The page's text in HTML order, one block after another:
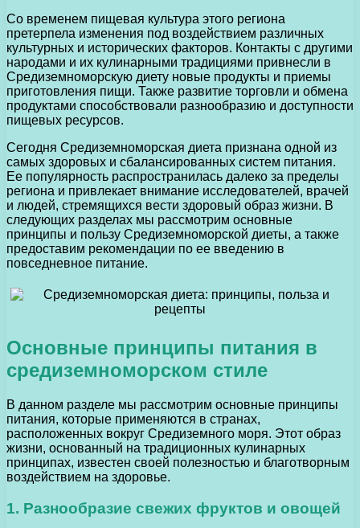
Со временем пищевая культура этого региона
претерпела изменения под воздействием различных
культурных и исторических факторов. Контакты с другими
народами и их кулинарными традициями привнесли в
Средиземноморскую диету новые продукты и приемы
приготовления пищи. Также развитие торговли и обмена
продуктами способствовали разнообразию и доступности
пищевых ресурсов.
Сегодня Средиземноморская диета признана одной из
самых здоровых и сбалансированных систем питания.
Ее популярность распространилась далеко за пределы
региона и привлекает внимание исследователей, врачей
и людей, стремящихся вести здоровый образ жизни. В
следующих разделах мы рассмотрим основные
принципы и пользу Средиземноморской диеты, а также
предоставим рекомендации по ее введению в
повседневное питание.
Основные принципы питания в
средиземноморском стиле
В данном разделе мы рассмотрим основные принципы
питания, которые применяются в странах,
расположенных вокруг Средиземного моря. Этот образ
жизни, основанный на традиционных кулинарных
принципах, известен своей полезностью и благотворным
воздействием на здоровье.
1. Разнообразие свежих фруктов и овощей